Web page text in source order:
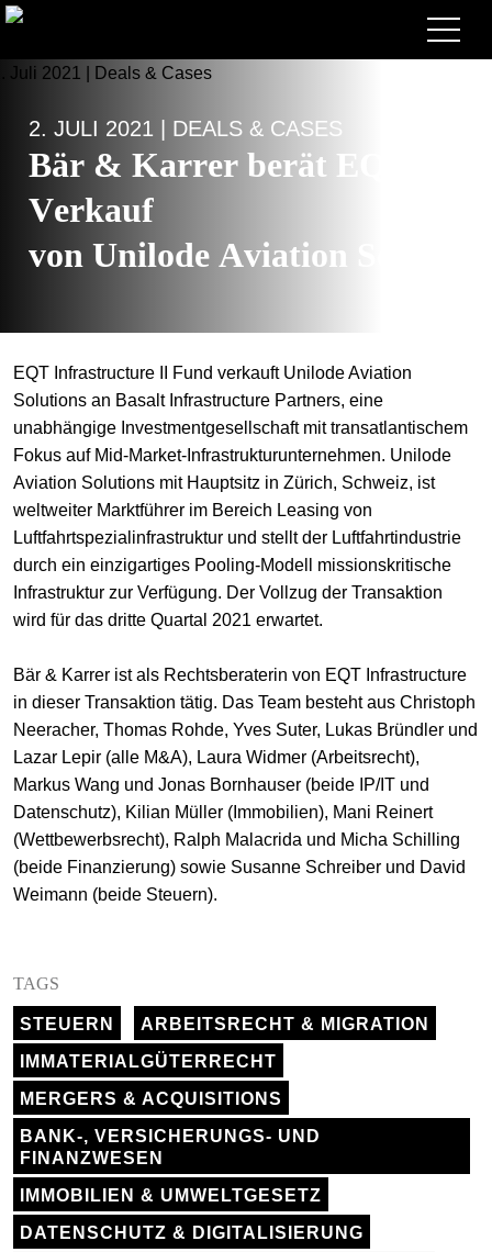
Anwälte
Expertise
Publikation
Vortrag
Guide
Legal Insight
Karriere
Arbeiten bei uns
Übersicht
Anwälte
Substituten
Kurzpraktikanten
Stellen
Offene Stellen
+
Bewerben
Bewerbungsprozess
Fragen und Antworten
Ihre Karriere
Ihre Karriere bei uns
+
Kontakt
Suche
EN DE FR
2. JULI 2021 | DEALS & CASES
Bär & Karrer berät EQT beim
Verkauf
von Unilode Aviation
EQT Infrastructure II Fund verkauft Unilode Aviation
Solutions an Basalt Infrastructure Partners, eine
unabhängige Investmentgesellschaft mit transatlantischem
Fokus auf Mid-Market-Infrastrukturunternehmen. Unilode
Aviation Solutions mit Hauptsitz in Zürich, Schweiz, ist
weltweiter Marktführer im Bereich Leasing von
Luftfahrtspezialinfrastruktur und stellt der Luftfahrtindustrie
durch ein einzigartiges Pooling-Modell missionskritische
Infrastruktur zur Verfügung. Der Vollzug der Transaktion
wird für das dritte Quartal 2021 erwartet.
Bär & Karrer ist als Rechtsberaterin von EQT Infrastructure
in dieser Transaktion tätig. Das Team besteht aus Christoph
Neeracher, Thomas Rohde, Yves Suter, Lukas Bründler und
Lazar Lepir (alle M&A), Laura Widmer (Arbeitsrecht),
Markus Wang und Jonas Bornhauser (beide IP/IT und
Datenschutz), Kilian Müller (Immobilien), Mani Reinert
(Wettbewerbsrecht), Ralph Malacrida und Micha Schilling
(beide Finanzierung) sowie Susanne Schreiber und David
Weimann (beide Steuern).
TAGS
STEUERN
ARBEITSRECHT & MIGRATION
IMMATERIALGÜTERRECHT
MERGERS & ACQUISITIONS
BANK-, VERSICHERUNGS- UND
FINANZWESEN
IMMOBILIEN & UMWELTGESETZ
DATENSCHUTZ & DIGITALISIERUNG